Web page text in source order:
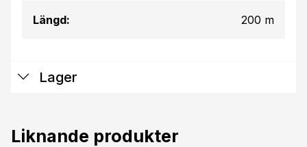
Längd: 200 m
Lager
Liknande produkter